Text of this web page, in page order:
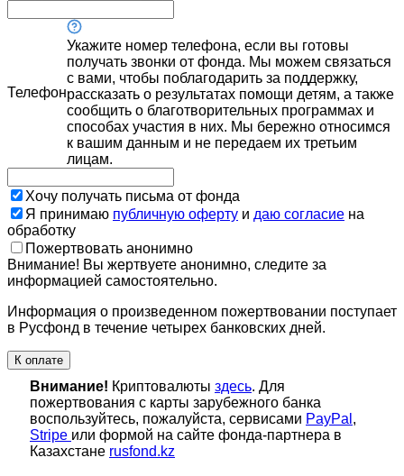
Телефон
Укажите номер телефона, если вы готовы
получать звонки от фонда. Мы можем связаться
с вами, чтобы поблагодарить за поддержку,
рассказать о результатах помощи детям, а также
сообщить о благотворительных программах и
способах участия в них. Мы бережно относимся
к вашим данным и не передаем их третьим
лицам.
Хочу получать письма от фонда
Я принимаю публичную оферту и даю согласие на
обработку
Пожертвовать анонимно
Внимание! Вы жертвуете анонимно, следите за
информацией самостоятельно.
Информация о произведенном пожертвовании поступает
в Русфонд в течение четырех банковских дней.
К оплате
Внимание! Криптовалюты здесь. Для
пожертвования с карты зарубежного банка
воспользуйтесь, пожалуйста, сервисами PayPal ,
Stripe или формой на сайте фонда-партнера в
Казахстане rusfond.kz